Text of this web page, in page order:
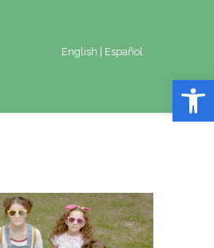
Abrir
English Español